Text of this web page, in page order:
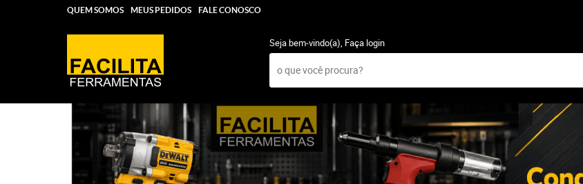
QUEM SOMOS MEUS PEDIDOS FALE CONOSCO
Seja bem-vindo(a), Faça login